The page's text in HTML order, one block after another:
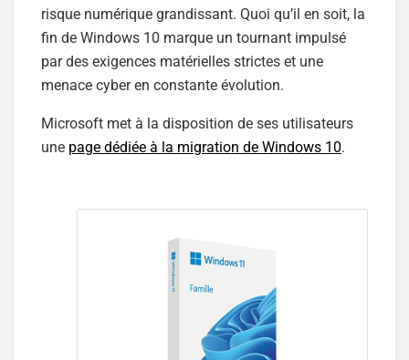
risque numérique grandissant. Quoi qu’il en soit, la
fin de Windows 10 marque un tournant impulsé
par des exigences matérielles strictes et une
menace cyber en constante évolution.
Microsoft met à la disposition de ses utilisateurs
une page dédiée à la migration de Windows 10.